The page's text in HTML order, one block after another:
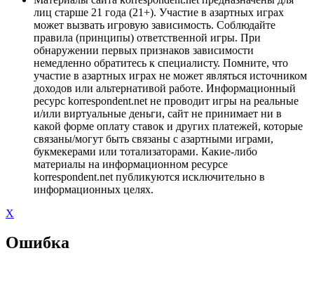
лиц старше 21 года (21+). Участие в азартных играх
может вызвать игровую зависимость. Соблюдайте
правила (принципы) ответственной игры. При
обнаружении первых признаков зависимости
немедленно обратитесь к специалисту. Помните, что
участие в азартных играх не может являться источником
доходов или альтернативой работе. Информационный
ресурс korrespondent.net не проводит игры на реальные
и/или виртуальные деньги, сайт не принимает ни в
какой форме оплату ставок и других платежей, которые
связаны/могут быть связаны с азартными играми,
букмекерами или тотализаторами. Какие-либо
материалы на информационном ресурсе
korrespondent.net публикуются исключительно в
информационных целях.
X
Ошибка